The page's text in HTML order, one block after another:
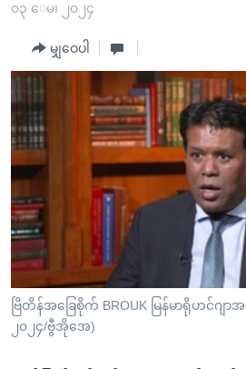
ကျော်
ကြည့်
ပင်မ
အ
ညွန်း
သို့
ကျော်
ကြည့်
ရန်
ရှာဖွေ
ရန်
အစ္စရေး-ပါလက်စတိုင်း
အင်္ဂလိပ်စာလေ့လာမယ်
အမေရိကန်သုံးအီဒီယံ
မကြေးမုံရဲ့ အင်္ဂလိပ်စာ
ရုပ်ရှင်ထဲက အင်္ဂလိပ်စာ
သုတပဒေသာ အင်္ဂလိပ်စာ
အပတ်စဉ်ကဏ္ဍများ
ရေဒီယို
တီဗွီ
ရေဒီယိုနှင့်ရုပ်သံ အချက်အလက်များ
ရေဒီယို/တီဗွီအစီအစဉ်
Learning English
ဗွီအိုအေ လူမှုကွန်ယက်များ
ဘာသာစကားများ
၀၃ ေမ၊ ၂၀၂၄
မျှဝေပါ
ဗြိတိန်အခြေစိုက် BROUK မြန်မာရိုဟင်ဂျာ
၂၀၂၄/ဗွီအိုအေ)